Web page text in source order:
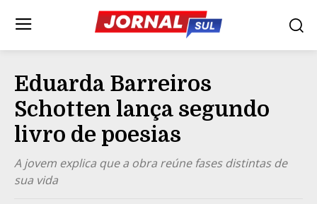
Eduarda Barreiros
Schotten lança segundo
livro de poesias
A jovem explica que a obra reúne fases distintas de
sua vida